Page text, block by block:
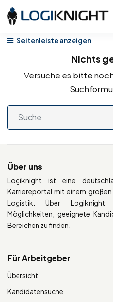
Seitenleiste anzeigen
Nichts
Versuche es bitte
Über uns
Logiknight ist eine
Karriereportal mit einem
Logistik. Über Logiknight
Möglichkeiten, geeignete
Bereichen zu finden.
Für Arbeitgeber
Übersicht
Kandidatensuche